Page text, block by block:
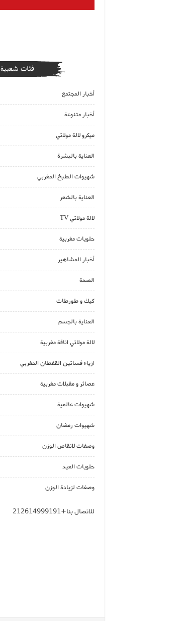
فئات شعبية
أخبار المجتمع
أخبار متنوعة
ميكرو لالة مولاتي
العناية بالبشرة
شهيوات الطبخ المغربي
العناية بالشعر
لالة مولاتي TV
حلويات مغربية
أخبار المشاهير
الصحة
كيك و طورطات
العناية بالجسم
لالة مولاتي اناقة مغربية
ازياء فساتين القفطان المغربي
عصائر و مقبلات مغربية
شهيوات عالمية
شهيوات رمضان
وصفات لانقاص الوزن
حلويات العيد
وصفات لزيادة الوزن
للاتصال بنا+212614999191